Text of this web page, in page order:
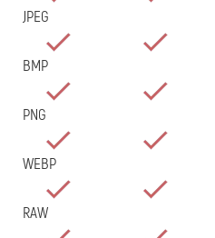
JPEG
BMP
PNG
WEBP
RAW